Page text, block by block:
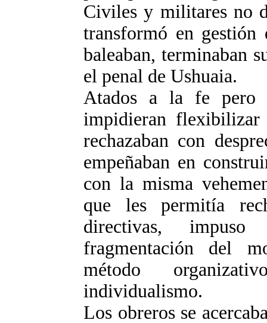
Civiles y militares no
transformó en
baleaban, terminaban
el penal de Ushuaia.
Atados a la fe pero
impidieran flexibilizar
rechazaban con
empeñaban en
con la misma
que les permitía
directivas,
fragmentación del
método
individualismo.
Los obreros se